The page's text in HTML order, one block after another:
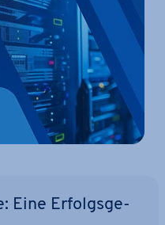
Eine Er­folgs­ge­